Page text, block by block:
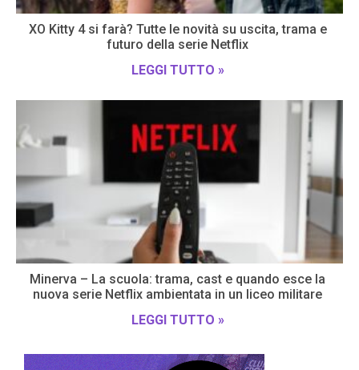
XO Kitty 4 si farà? Tutte le novità su uscita, trama e
futuro della serie Netflix
LEGGI TUTTO »
Minerva – La scuola: trama, cast e quando esce la
nuova serie Netflix ambientata in un liceo militare
LEGGI TUTTO »